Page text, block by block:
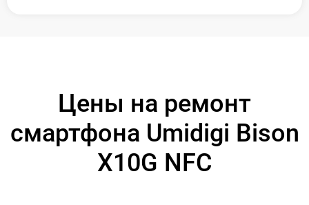
Цены на ремонт
смартфона Umidigi Bison
X10G NFC